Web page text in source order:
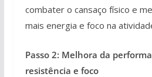
combater o cansaço físico e
mais energia e foco na
Passo 2: Melhora da
resistência e foco